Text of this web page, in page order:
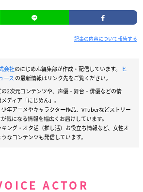
記事の内容について報告する
会社のにじめん編集部が作成・配信しています。
ヒ
ース の最新情報はリンク先をご覧ください。
2次元コンテンツや、声優・舞台・俳優などの情
ディア「にじめん」。
年アニメやキャラクター作品、VTuberなどストリー
気になる情報を幅広くお届けしています。
ング・オタ活（推し活）お役立ち情報など、女性オ
なコンテンツも発信しています。
ACTOR